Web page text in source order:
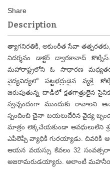
Description
త్యాగనిరతికి, అకుంఠీత సేవా
నిదర్శనం డాక్టర్ ద్వారకానాద్
మహారాష్ట్రలోని ఓ సాధారణ
వైద్యవిద్యలో పట్టభద్రుడైన
జరుపుతున్న దాడిలో క్షతగాత్రులైన
స్వచ్చందంగా ముందుకు రావాలని
స్పందించి చైనా బయలుదేరిన వైద్య
మాత్రం లెక్కచేయకుండా అవధులులేని
ఎపిలెప్సి వ్యాధికి గురయ్యాడు.
ఆయన వయస్సు కేవలం 32
అజరామరుడయ్యారు. అలాంటి